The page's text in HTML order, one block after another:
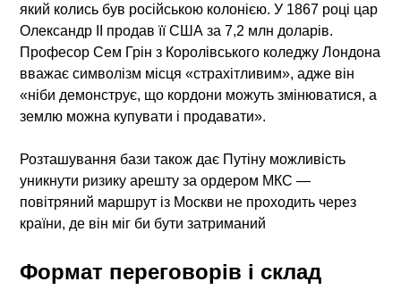
який колись був російською колонією. У 1867 році цар
Олександр II продав її США за 7,2 млн доларів.
Професор Сем Грін з Королівського коледжу Лондона
вважає символізм місця «страхітливим», адже він
«ніби демонструє, що кордони можуть змінюватися, а
землю можна купувати і продавати».
Розташування бази також дає Путіну можливість
уникнути ризику арешту за ордером МКС —
повітряний маршрут із Москви не проходить через
країни, де він міг би бути затриманий
Формат переговорів і склад